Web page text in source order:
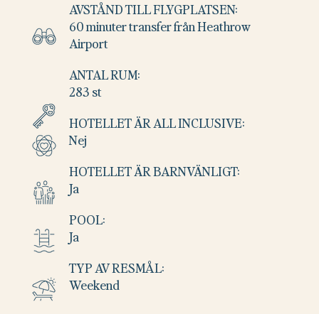
TYP AV RESMÅL:
Weekend
POOL:
Ja
HOTELLET ÄR BARNVÄNLIGT:
Ja
HOTELLET ÄR ALL INCLUSIVE:
Nej
ANTAL RUM:
283 st
AVSTÅND TILL FLYGPLATSEN:
60 minuter transfer från Heathrow
Airport